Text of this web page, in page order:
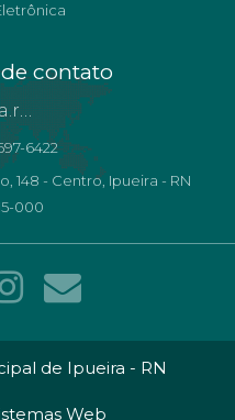
contato
6422
148 - Centro, Ipueira - RN
000
de Ipueira - RN
Web